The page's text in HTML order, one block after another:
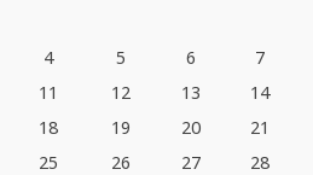
4
5 6 7
11
12 13 14
18
19 20 21
25
26 27 28